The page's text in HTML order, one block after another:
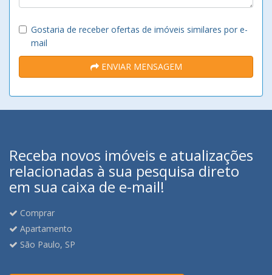
Gostaria de receber ofertas de imóveis similares por e-
mail
ENVIAR MENSAGEM
Receba novos imóveis e atualizações
relacionadas à sua pesquisa direto
em sua caixa de e-mail!
Comprar
Apartamento
São Paulo, SP